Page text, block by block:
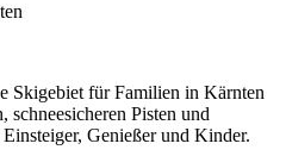
Skigebiet für Familien in Kärnten
schneesicheren Pisten und
Genießer und Kinder.